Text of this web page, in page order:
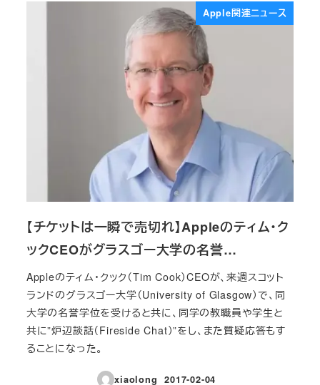
Apple関連ニュース
【チケットは一瞬で売切れ】Appleのティム・ク
ックCEOがグラスゴー大学の名誉…
Appleのティム・クック（Tim Cook）CEOが、来週スコット
ランドのグラスゴー大学（University of Glasgow）で、同
大学の名誉学位を受けると共に、同学の教職員や学生と
共に”炉辺談話（Fireside Chat）”をし、また質疑応答もす
ることになった。
xiaolong 2017-02-04